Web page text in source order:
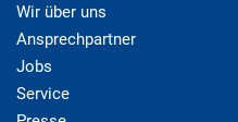
Wir über uns
Ansprechpartner
Jobs
Service